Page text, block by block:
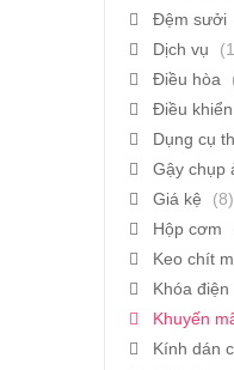
Đệm sưởi
Dịch vụ
Điều hòa
Điều khiển
Dụng cụ
Gậy chụp
Giá kệ
(8)
Hộp cơm
Keo chít
Khóa điện
Khuyến
Kính dán